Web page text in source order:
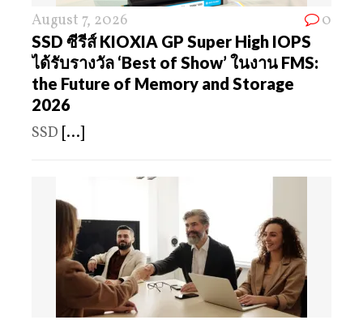
August 7, 2026 0
SSD ซีรีส์ KIOXIA GP Super High IOPS
ได้รับรางวัล ‘Best of Show’ ในงาน FMS:
the Future of Memory and Storage
2026
SSD [...]